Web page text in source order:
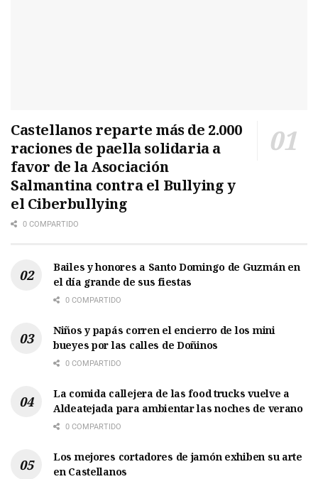
Castellanos reparte más de 2.000
raciones de paella solidaria a
favor de la Asociación
Salmantina contra el Bullying y
el Ciberbullying
0 COMPARTIDO
Bailes y honores a Santo Domingo de Guzmán en
el día grande de sus fiestas
0 COMPARTIDO
Niños y papás corren el encierro de los mini
bueyes por las calles de Doñinos
0 COMPARTIDO
La comida callejera de las food trucks vuelve a
Aldeatejada para ambientar las noches de verano
0 COMPARTIDO
Los mejores cortadores de jamón exhiben su arte
en Castellanos